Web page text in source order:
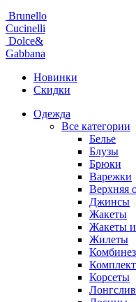
Brunello
Cucinelli
Dolce&
Gabbana
Новинки
Скидки
Одежда
Все категории
Белье
Блузы
Брюки
Варежки
Верхняя
Джинсы
Жакеты
Жакеты
Жилеты
Корсеты
Лонгслив